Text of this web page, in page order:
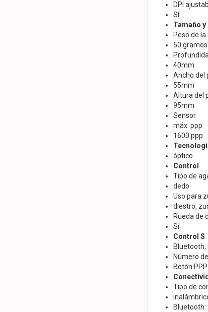
DPI
Sí
Tamaño y
Peso de
50 gramos
40mm
Ancho del
55mm
Altura del
95mm
Sensor
máx. ppp
1600 ppp
óptico
Control
Tipo de
dedo
Uso para
diestro,
Rueda de
Sí
Control S
Número
Botón
Tipo de
Bluetooth: